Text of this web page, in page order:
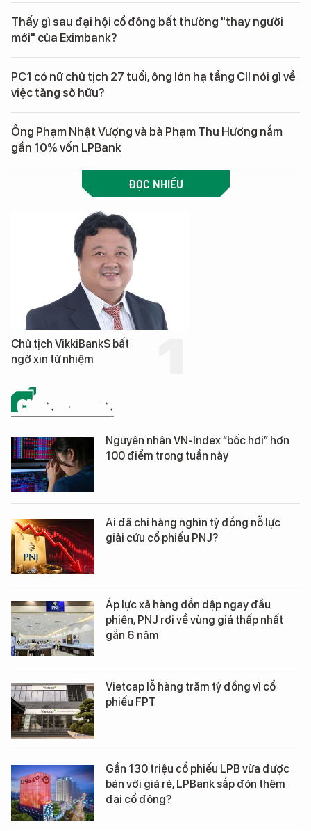
Thấy gì sau đại hội cổ đông bất thường "thay người
mới" của Eximbank?
PC1 có nữ chủ tịch 27 tuổi, ông lớn hạ tầng CII nói gì về
việc tăng sở hữu?
Ông Phạm Nhật Vượng và bà Phạm Thu Hương nắm
gần 10% vốn LPBank
ĐỌC NHIỀU
Chủ tịch VikkiBankS bất
ngờ xin từ nhiệm
CHỨNG KHOÁN
Nguyên nhân VN-Index “bốc hơi” hơn
100 điểm trong tuần này
Ai đã chi hàng nghìn tỷ đồng nỗ lực
giải cứu cổ phiếu PNJ?
Áp lực xả hàng dồn dập ngay đầu
phiên, PNJ rơi về vùng giá thấp nhất
gần 6 năm
Vietcap lỗ hàng trăm tỷ đồng vì cổ
phiếu FPT
Gần 130 triệu cổ phiếu LPB vừa được
bán với giá rẻ, LPBank sắp đón thêm
đại cổ đông?